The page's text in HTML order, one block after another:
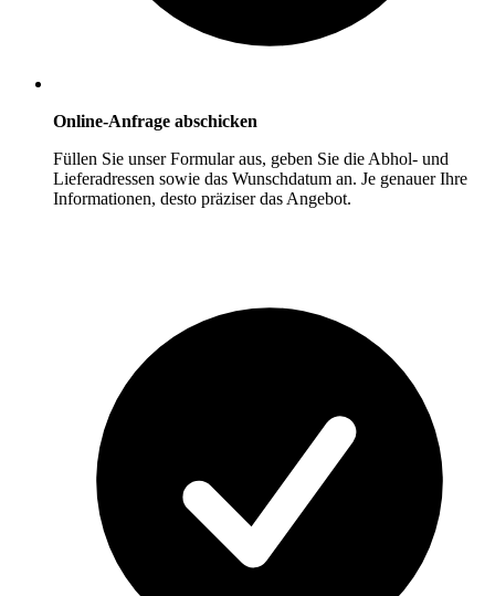
Online-Anfrage abschicken
Füllen Sie unser Formular aus, geben Sie die Abhol- und
Lieferadressen sowie das Wunschdatum an. Je genauer Ihre
Informationen, desto präziser das Angebot.